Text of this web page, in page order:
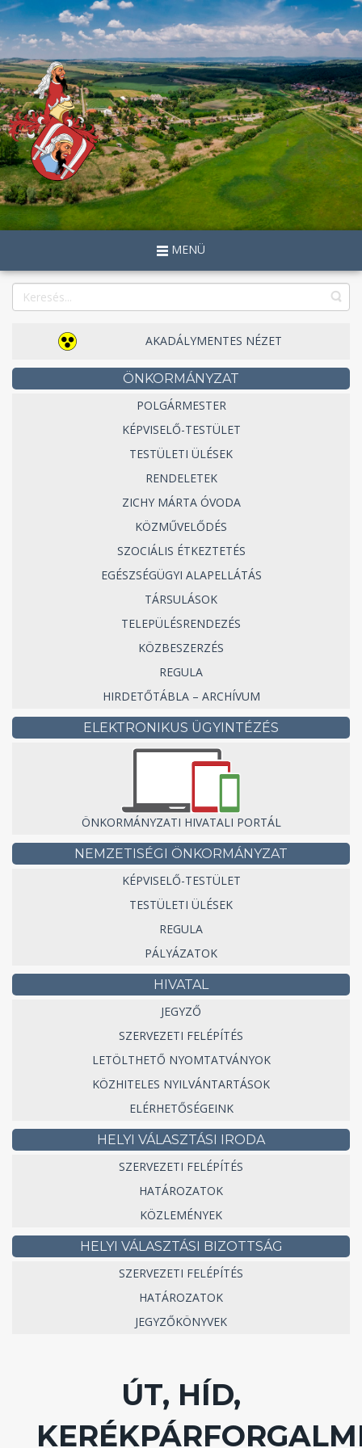
MENÜ
AKADÁLYMENTES NÉZET
ÖNKORMÁNYZAT
POLGÁRMESTER
KÉPVISELŐ-TESTÜLET
TESTÜLETI ÜLÉSEK
RENDELETEK
ZICHY MÁRTA ÓVODA
KÖZMŰVELŐDÉS
SZOCIÁLIS ÉTKEZTETÉS
EGÉSZSÉGÜGYI ALAPELLÁTÁS
TÁRSULÁSOK
TELEPÜLÉSRENDEZÉS
KÖZBESZERZÉS
REGULA
HIRDETŐTÁBLA – ARCHÍVUM
ELEKTRONIKUS ÜGYINTÉZÉS
ÖNKORMÁNYZATI HIVATALI PORTÁL
NEMZETISÉGI ÖNKORMÁNYZAT
KÉPVISELŐ-TESTÜLET
TESTÜLETI ÜLÉSEK
REGULA
PÁLYÁZATOK
HIVATAL
JEGYZŐ
SZERVEZETI FELÉPÍTÉS
LETÖLTHETŐ NYOMTATVÁNYOK
KÖZHITELES NYILVÁNTARTÁSOK
ELÉRHETŐSÉGEINK
HELYI VÁLASZTÁSI IRODA
SZERVEZETI FELÉPÍTÉS
HATÁROZATOK
KÖZLEMÉNYEK
HELYI VÁLASZTÁSI BIZOTTSÁG
SZERVEZETI FELÉPÍTÉS
HATÁROZATOK
JEGYZŐKÖNYVEK
ÚT, HÍD,